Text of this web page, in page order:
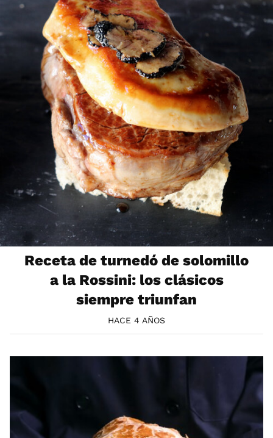
Receta de turnedó de solomillo
a la Rossini: los clásicos
siempre triunfan
HACE 4 AÑOS